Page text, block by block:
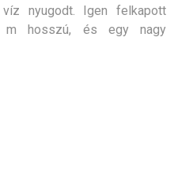
nyugodt. Igen felkapott
m hosszú, és egy nagy